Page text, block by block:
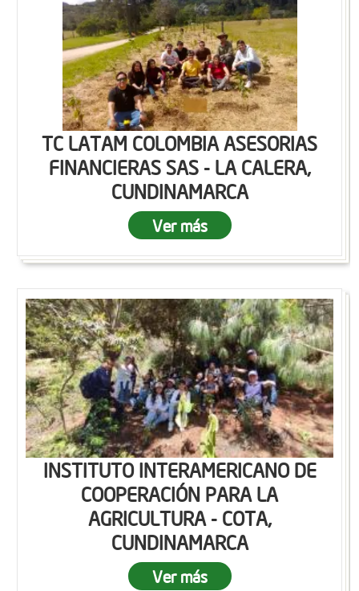
TC LATAM COLOMBIA ASESORIAS
FINANCIERAS SAS - LA CALERA,
CUNDINAMARCA
Ver más
INSTITUTO INTERAMERICANO DE
COOPERACIÓN PARA LA
AGRICULTURA - COTA,
CUNDINAMARCA
Ver más